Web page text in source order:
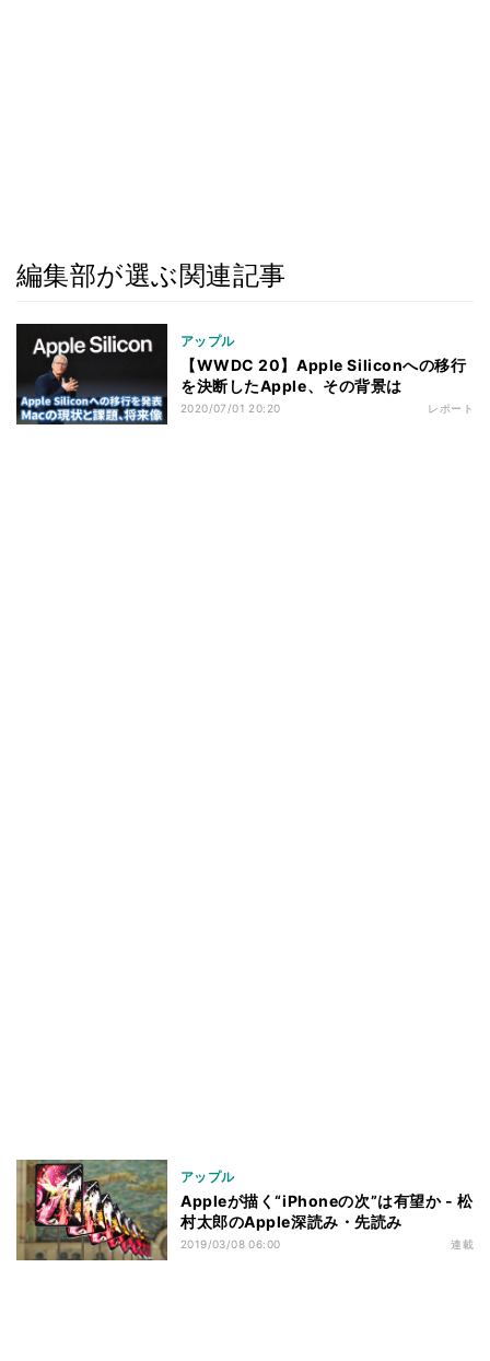
編集部が選ぶ関連記事
アップル
【WWDC 20】Apple Siliconへの移行
を決断したApple、その背景は
2020/07/01 20:20 レポート
アップル
Appleが描く“iPhoneの次”は有望か - 松
村太郎のApple深読み・先読み
2019/03/08 06:00 連載